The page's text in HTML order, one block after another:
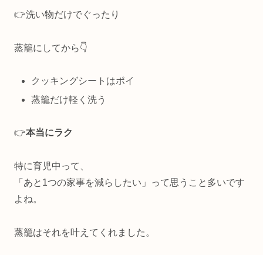
👉洗い物だけでぐったり
蒸籠にしてから👇
クッキングシートはポイ
蒸籠だけ軽く洗う
👉本当にラク
特に育児中って、
「あと1つの家事を減らしたい」って思うこと多いです
よね。
蒸籠はそれを叶えてくれました。